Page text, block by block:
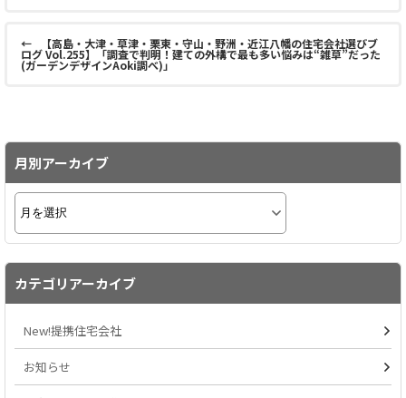
← 【高島・大津・草津・栗東・守山・野洲・近江八幡の住宅会社選びブ
ログ Vol.255】「調査で判明！建ての外構で最も多い悩みは“雑草”だった
(ガーデンデザインAoki調べ)」
月別アーカイブ
カテゴリアーカイブ
New!提携住宅会社
お知らせ